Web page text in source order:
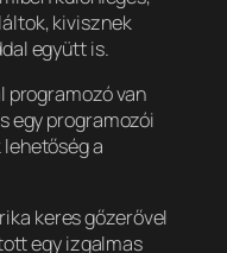
kivisznek
együtt is.
programozó van
egy programozói
a
keres gőzerővel
egy izgalmas